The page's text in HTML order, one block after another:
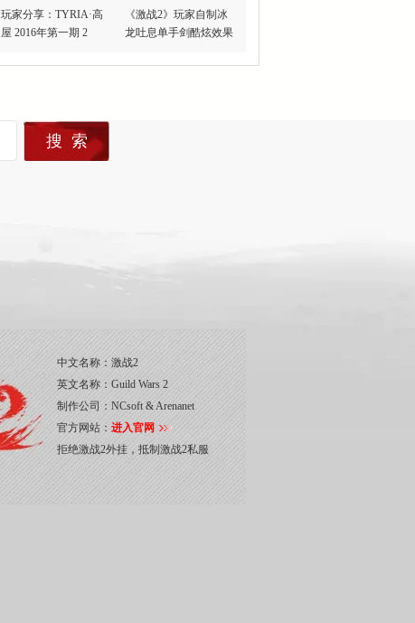
玩家分享：TYRIA·高
屋 2016年第一期 2
《激战2》玩家自制冰
龙吐息单手剑酷炫效果
中文名称：激战2
英文名称： Guild Wars 2
制作公司：NCsoft & Arenanet
官方网站：进入官网
拒绝激战2外挂，抵制激战2私服